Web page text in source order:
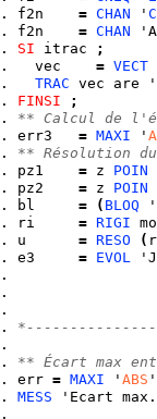
f2n = CHAN '
f2n = CHAN
SI itrac
;
  vec
= VECT
TRAC vec are '
FINSI
;
** Calcul de
err3 = MAXI '
** Résolution
pz1 = z POIN
pz2 = z POIN
bl = ( BLOQ
ri = RIGI
u = RESO (
e3 = EVOL
** Écart max
err = MAXI ' ABS
MESS 'Ecart